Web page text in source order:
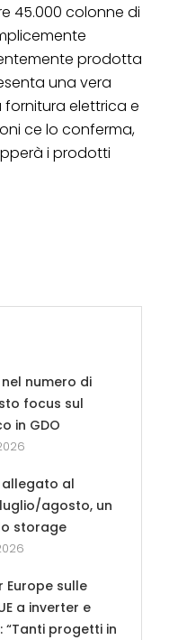
45.000 colonne di
prodotta
una vera
fornitura elettrica e
ce lo conferma,
i prodotti
nel numero di
focus sul
in GDO
allegato al
agosto, un
storage
Europe sulle
a inverter e
“Tanti progetti in